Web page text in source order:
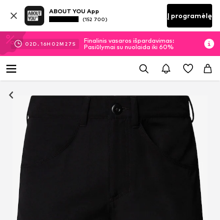
ABOUT YOU App
(152 700) Į programėlę
02D. 16H 02M 27 S
Finalinis vasaros išpardavimas:
Pasiūlymai su nuolaida iki 60%